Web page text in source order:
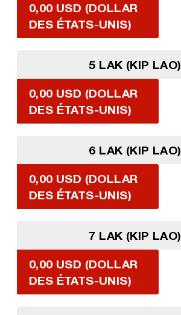
0,00 USD (DOLLAR
DES ÉTATS-UNIS)
5 LAK (KIP LAO)
0,00 USD (DOLLAR
DES ÉTATS-UNIS)
6 LAK (KIP LAO)
0,00 USD (DOLLAR
DES ÉTATS-UNIS)
7 LAK (KIP LAO)
0,00 USD (DOLLAR
DES ÉTATS-UNIS)